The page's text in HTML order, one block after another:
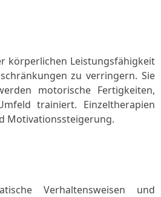
körperlichen Leistungsfähigkeit
zu verringern. Sie
motorische Fertigkeiten,
trainiert. Einzeltherapien
Motivationssteigerung.
Verhaltensweisen und